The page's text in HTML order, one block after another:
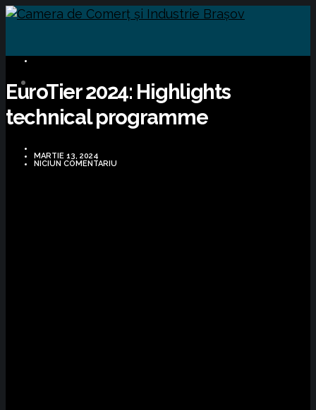
EuroTier 2024: Highlights
technical programme
MARTIE 13, 2024
NICIUN COMENTARIU